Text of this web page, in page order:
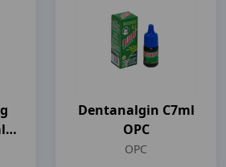
Dentanalgin C7ml
OPC
OPC